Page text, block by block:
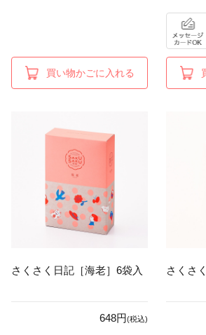
買い物かごに入れる
さくさく日記［海老］6袋入
648円(税込)
さくさ